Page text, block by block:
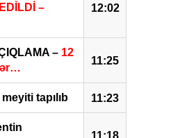
12:02
–
11:25
– 12
11:23
tapılıb
11:18